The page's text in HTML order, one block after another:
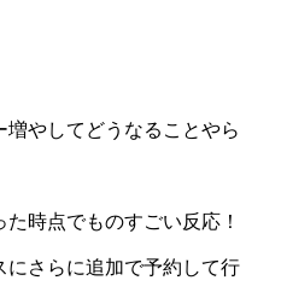
やしてどうなることやら
時点でものすごい反応！
にさらに追加で予約して行